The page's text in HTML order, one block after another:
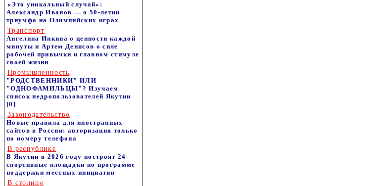
«Это уникальный случай»:
Александр Иванов — о 50-летии
триумфа на Олимпийских играх
Транспорт
Ангелина Инкина о ценности каждой
минуты и Артем Денисов о силе
рабочей привычки и главном стимуле
своей жизни
Промышленность
"РОДСТВЕННИКИ" ИЛИ
"ОДНОФАМИЛЬЦЫ"? Изучаем
список недропользователей Якутии
[0]
Законодательство
Новые правила для иностранных
сайтов в России: авторизация только
по номеру телефона
В республике
В Якутии в 2026 году построят 24
спортивные площадки по программе
поддержки местных инициатив
В столице